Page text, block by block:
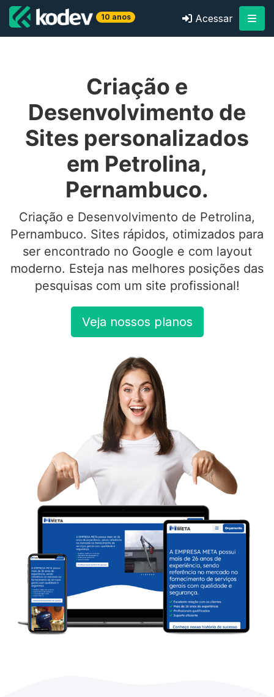
10 anos Acessar
Criação e
Desenvolvimento de
Sites personalizados
em Petrolina,
Pernambuco.
Criação e Desenvolvimento de Petrolina,
Pernambuco. Sites rápidos, otimizados para
ser encontrado no Google e com layout
moderno. Esteja nas melhores posições das
pesquisas com um site profissional!
Veja nossos planos